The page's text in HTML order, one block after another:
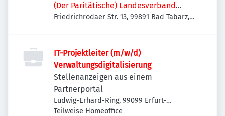
(Der Paritätische) Landesverband
Thüringen e. V.
Friedrichrodaer Str. 13, 99891 Bad Tabarz,
IT-Projektleiter (m/w/d)
Verwaltungsdigitalisierung
Stellenanzeigen aus einem
Partnerportal
Ludwig-Erhard-Ring, 99099 Erfurt-
Daberstedt, Deutschland
Teilweise Homeoffice